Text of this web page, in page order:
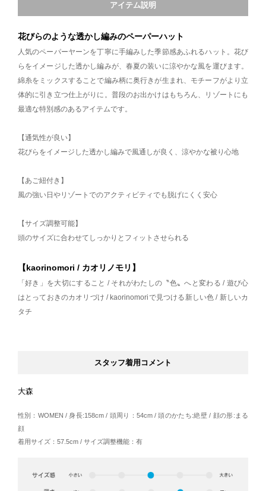
アイテム説明
花びらのような透かし編みのペーパーハット
人気のペーパーヤーンを丁寧に手編みした季節感あふれるハット。花び
らをイメージした透かし編みが、春夏の装いに涼やかな風を運びます。
綿糸をミックスすることで編み柄に奥行きが生まれ、モチーフがより立
体的に引き立つ仕上がりに。普段のお出かけはもちろん、リゾートにも
最適な特別感のあるアイテムです。
【通気性が良い】
花びらをイメージした透かし編みで風通しが良く、涼やかな被り心地
【あご紐付き】
風の強い日やリゾートでのアクティビティでも脱げにくく安心
【サイズ調整可能】
頭のサイズに合わせてしっかりとフィットさせられる
【kaorinomori / カオリノモリ】
「好き」を大切にすること / それがわたしの〝色〟へと変わる / 遊び心
はとっておきのカオリづけ / kaorinomoriで見つける新しい色 / 新しいカ
タチ
スタッフ着用コメント
大森
性別：WOMEN / 身長:158cm / 頭周り：54cm / 頭のかたち:絶壁 / 顔の形:まる
顔
着用サイズ：57.5cm / サイズ調整機能：有